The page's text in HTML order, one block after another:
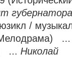
губернатора
/
... Николай